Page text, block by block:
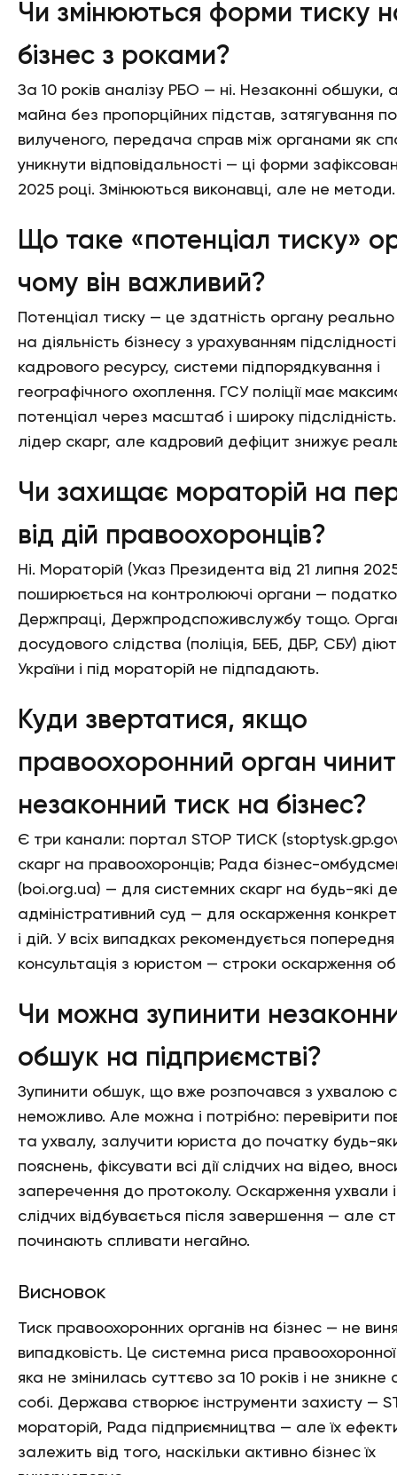
Чи змінюються форми тиску
бізнес з роками?
За 10 років аналізу РБО — ні. Незаконні обшуки,
майна без пропорційних підстав, затягування
вилученого, передача справ між органами як
уникнути відповідальності — ці форми
2025 році. Змінюються виконавці, але не методи.
Що таке «потенціал тиску»
чому він важливий?
Потенціал тиску — це здатність органу
на діяльність бізнесу з урахуванням
кадрового ресурсу, системи підпорядкування і
географічного охоплення. ГСУ поліції має
потенціал через масштаб і широку
лідер скарг, але кадровий дефіцит знижує
Чи захищає мораторій на
від дій правоохоронців?
Ні. Мораторій (Указ Президента від 21 липня
поширюється на контролюючі органи —
Держпраці, Держпродспоживслужбу тощо.
досудового слідства (поліція, БЕБ, ДБР, СБУ)
України і під мораторій не підпадають.
Куди звертатися, якщо
правоохоронний орган
незаконний тиск на бізнес?
Є три канали: портал STOP ТИСК
скарг на правоохоронців; Рада бізнес-
(boi.org.ua) — для системних скарг на будь-які
адміністративний суд — для оскарження
і дій. У всіх випадках рекомендується попередня
консультація з юристом — строки оскарження
Чи можна зупинити
обшук на підприємстві?
Зупинити обшук, що вже розпочався з ухвалою
неможливо. Але можна і потрібно: перевірити
та ухвалу, залучити юриста до початку будь-
пояснень, фіксувати всі дії слідчих на відео,
заперечення до протоколу. Оскарження ухвали і
слідчих відбувається після завершення — але
починають спливати негайно.
Висновок
Тиск правоохоронних органів на бізнес — не
випадковість. Це системна риса
яка не змінилась суттєво за 10 років і не
собі. Держава створює інструменти захисту —
мораторій, Рада підприємництва — але їх
залежить від того, наскільки активно бізнес їх